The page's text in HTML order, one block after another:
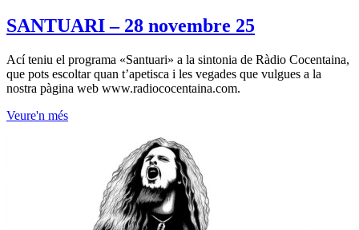
SANTUARI – 28 novembre 25
Ací teniu el programa «Santuari» a la sintonia de Ràdio Cocentaina,
que pots escoltar quan t’apetisca i les vegades que vulgues a la
nostra pàgina web www.radiococentaina.com.
Veure'n més